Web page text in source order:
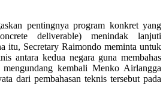
pentingnya program konkret yang
deliverable) menindak lanjuti
itu, Secretary Raimondo meminta untuk
antara kedua negara guna membahas
kembali Menko Airlangga
dari pembahasan teknis tersebut pada